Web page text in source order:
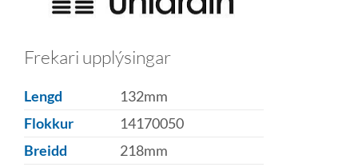
Frekari upplýsingar
Lengd
132mm
Flokkur
14170050
Breidd
218mm